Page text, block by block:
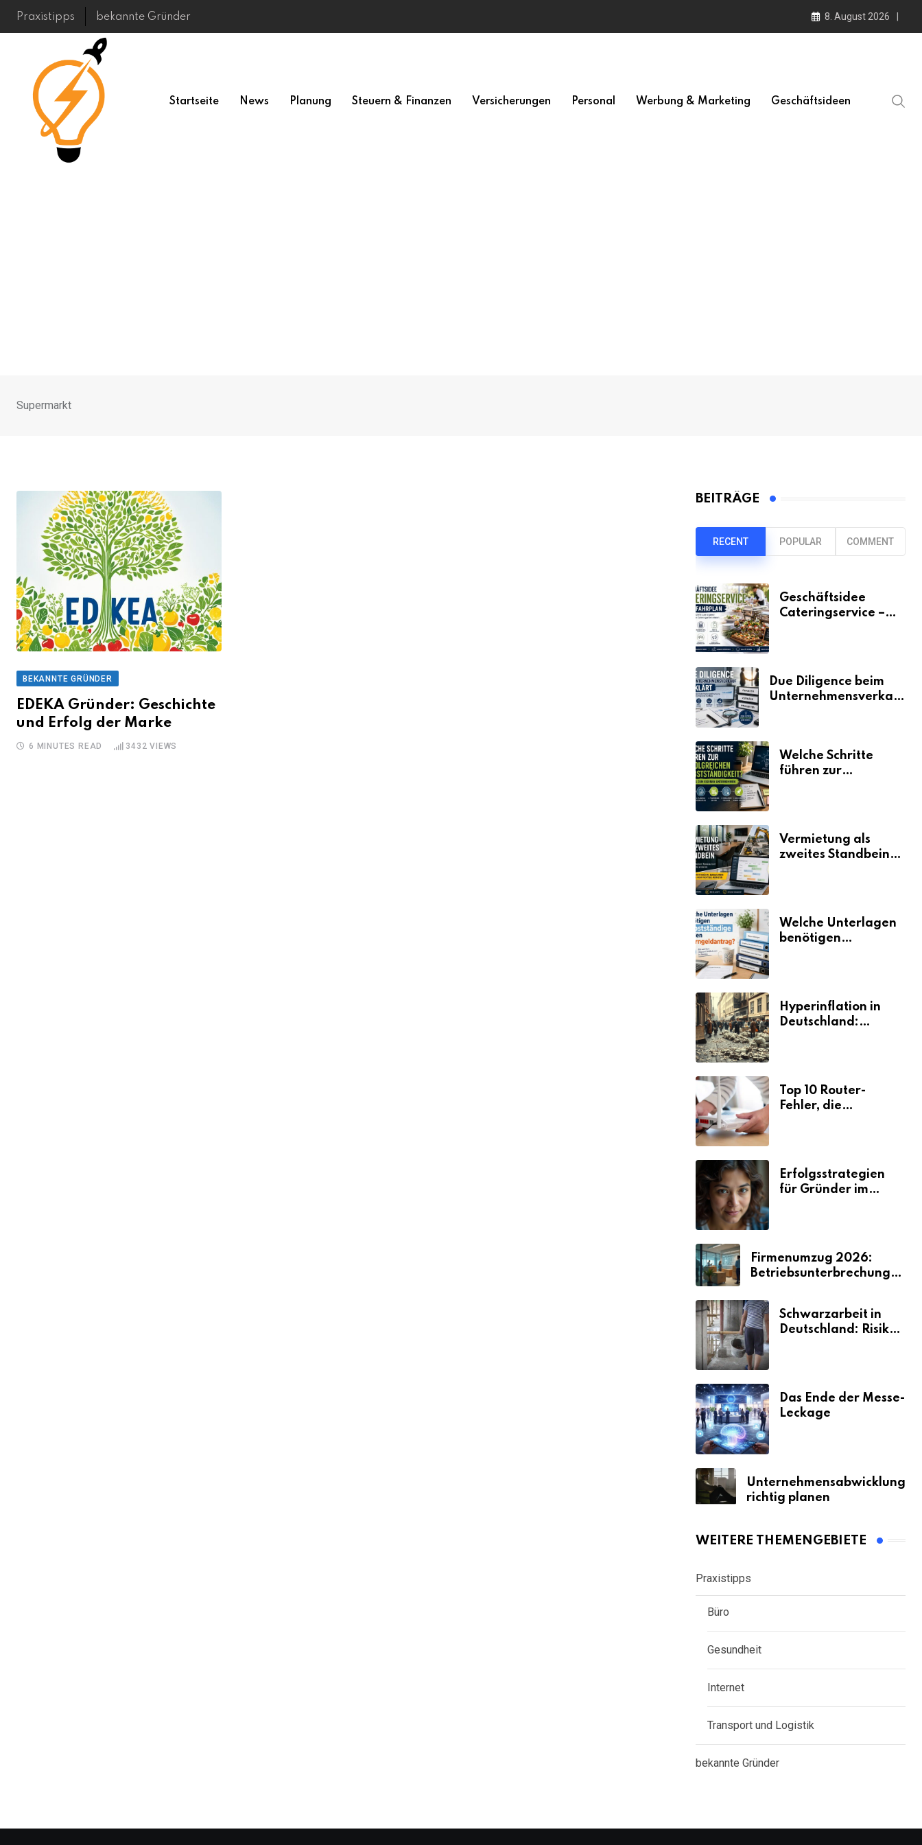
Skip
Praxistipps bekannte Gründer 8. August 2026
Startseite News Planung Steuern & Finanzen Versicherungen Personal Werbung & Marketing Geschäftsideen
Supermarkt
BEKANNTE GRÜNDER
EDEKA Gründer: Geschichte
und Erfolg der Marke
6 MINUTES READ 3432 VIEWS
BEITRÄGE
RECENT POPULAR COMMENT
Geschäftsidee
Cateringservice –
Due Diligence beim
Unternehmensverkauf
Welche Schritte
führen zur
Vermietung als
zweites Standbein:
Umsätze machen
Welche Unterlagen
benötigen
Hyperinflation in
Deutschland:
Top 10 Router-
Fehler, die
Erfolgsstrategien
für Gründer im
Firmenumzug 2026:
Betriebsunterbrechungen
Schwarzarbeit in
Deutschland: Risiken
Das Ende der Messe-
Leckage
Unternehmensabwicklung
richtig planen
WEITERE THEMENGEBIETE
Praxistipps
Büro
Gesundheit
Internet
Transport und Logistik
bekannte Gründer